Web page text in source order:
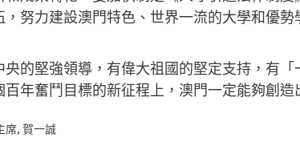
努力建設澳門特色、世界一流的大學和優
的堅強領導，有偉大祖國的堅定支持，有「
年奮鬥目標的新征程上，澳門一定能夠創造
席, 賀一誠